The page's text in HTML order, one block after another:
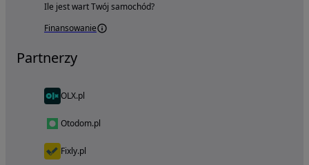
Ile jest wart Twój samochód?
Finansowanie
Partnerzy
OLX.pl
Otodom.pl
Fixly.pl